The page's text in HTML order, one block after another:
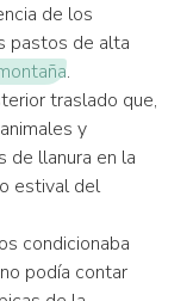
de los
pastos de alta
.
traslado que,
y
de llanura en la
estival del
condicionaba
podía contar